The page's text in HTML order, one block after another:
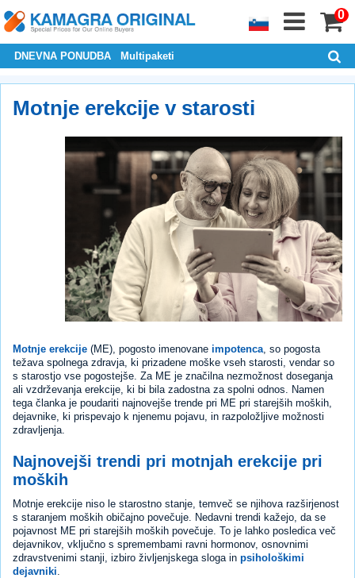
0
DNEVNA PONUDBA Multipaketi
Motnje erekcije v starosti
Motnje erekcije (ME), pogosto imenovane impotenca , so pogosta
težava spolnega zdravja, ki prizadene moške vseh starosti, vendar so
s starostjo vse pogostejše. Za ME je značilna nezmožnost doseganja
ali vzdrževanja erekcije, ki bi bila zadostna za spolni odnos. Namen
tega članka je poudariti najnovejše trende pri ME pri starejših moških,
dejavnike, ki prispevajo k njenemu pojavu, in razpoložljive možnosti
zdravljenja.
Najnovejši trendi pri motnjah erekcije pri
moških
Motnje erekcije niso le starostno stanje, temveč se njihova razširjenost
s staranjem moških običajno povečuje. Nedavni trendi kažejo, da se
pojavnost ME pri starejših moških povečuje. To je lahko posledica več
dejavnikov, vključno s spremembami ravni hormonov, osnovnimi
zdravstvenimi stanji, izbiro življenjskega sloga in psihološkimi
dejavniki